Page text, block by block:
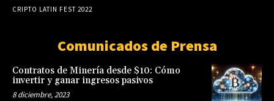
CRIPTO LATIN FEST 2022
Comunicados de Prensa
Contratos de Minería desde $10: Cómo
invertir y ganar ingresos pasivos
8 diciembre, 2023